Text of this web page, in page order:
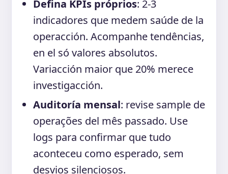
Defina KPIs próprios: 2-3
indicadores que medem saúde de la
operacción. Acompanhe tendências,
en el só valores absolutos.
Variacción maior que 20% merece
investigacción.
Auditoría mensal: revise sample de
operações del mês passado. Use
logs para confirmar que tudo
aconteceu como esperado, sem
desvios silenciosos.